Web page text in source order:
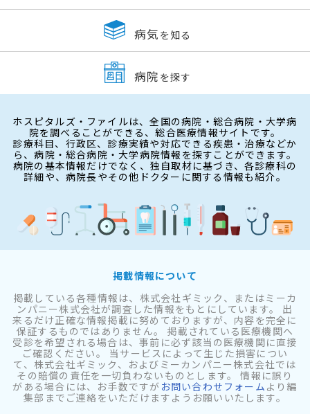
病気 を知る
病院 を探す
ホスピタルズ・ファイルは、全国の病院・総合病院・大学病
院を調べることができる、総合医療情報サイトです。
診療科目、行政区、診療実績や対応できる疾患・治療などか
ら、病院・総合病院・大学病院情報を探すことができます。
病院の基本情報だけでなく、独自取材に基づき、各診療科の
詳細や、病院長やその他ドクターに関する情報も紹介。
掲載情報について
掲載している各種情報は、株式会社ギミック、またはミーカ
ンパニー株式会社が調査した情報をもとにしています。 出
来るだけ正確な情報掲載に努めておりますが、内容を完全に
保証するものではありません。 掲載されている医療機関へ
受診を希望される場合は、事前に必ず該当の医療機関に直接
ご確認ください。 当サービスによって生じた損害につい
て、株式会社ギミック、およびミーカンパニー株式会社では
その賠償の責任を一切負わないものとします。 情報に誤り
がある場合には、お手数ですが お問い合わせフォーム より編
集部までご連絡をいただけますようお願いいたします。